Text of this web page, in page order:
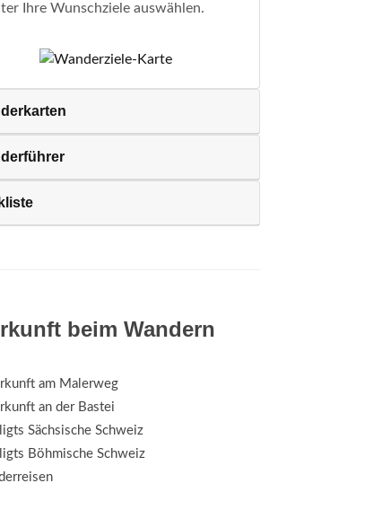
Ihre Wunschziele auswählen.
beim Wandern
am Malerweg
an der Bastei
Sächsische Schweiz
Böhmische Schweiz